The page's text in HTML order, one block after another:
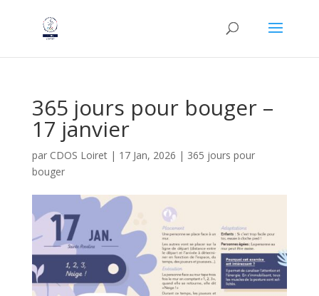
365 jours pour bouger –
17 janvier
par CDOS Loiret| 17 Jan, 2026 | 365 jours pour
bouger